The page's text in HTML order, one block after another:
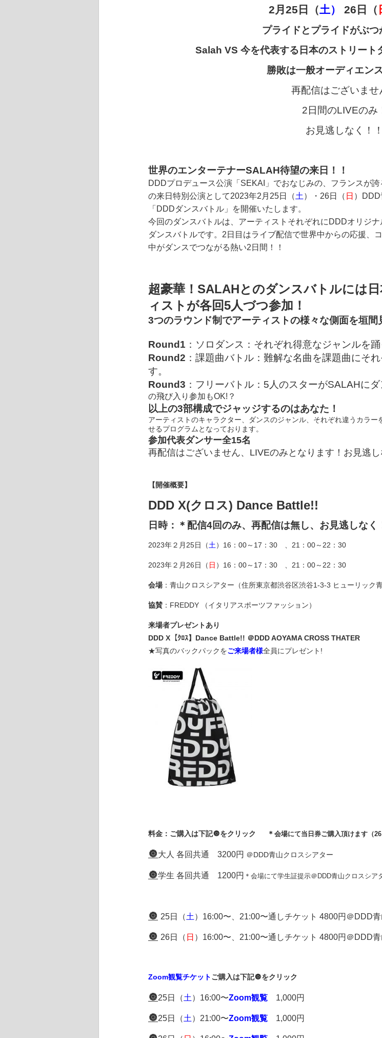
2 月25日（土） 26日（
プライドとプライドがぶつ
Salah VS 今を代表する日本のストリート
勝敗は一般オーディエン
再配信はございませ
2日間のLIVEのみ
お見逃しなく！！
世界のエンターテナーSALAH待望の来日！！
DDDプロデュース公演「SEKAI」でおなじみの、フランスが
の来日特別公演として2023年2月25日（土 ）・26日（ 日 ）
「DDDダンスバトル」を開催いたします。
今回のダンスバトルは、アーティストそれぞれにDDDオリジ
ダンスバトルです。2日目はライブ配信で世界中からの応援、
中がダンスでつながる熱い2日間！！
超豪華！SALAHとのダンスバトルには
ィストが各回5人づつ参加！
3つのラウンド制でアーティストの様々な側面を垣間
Round1 ： ソロダンス：それぞれ得意なジャンルを
Round2 ：課題曲バトル：難解な名曲を課題曲にそ
す。
Round3 ：フリーバトル：5人のスターがSALAHに
の飛び入り参加もOK!？
以上の3部構成でジャッジするのはあなた！
アーティストのキャラクター、ダンスのジャンル、それぞれ違うカラ
せるプログラムとなっております。
参加代表ダンサー全15名
再配信はございません、LIVEのみとなります！お見逃し
【開催概要】
DDD X(クロス) Dance Battle!!
日時：＊配信4回のみ、再配信は無し、お見逃しなく
2023年２月25日（土）16：00～17：30 、21：00～22：30
2023年２月26日（ 日 ）16：00～17：30 、21：00～22：30
会場：青山クロスシアター（住所東京都渋谷区渋谷1-3-3 ヒューリック
協賛 ：FREDDY （イタリアスポーツファッション）
来場者プレゼントあり
DDD X【ｸﾛｽ】Dance Battle!! ＠DDD AOYAMA CROSS THATER
★写真のバックパックをご来場者様全員にプレゼント!
料金：ご購入は下記🔘をクリック ＊ 会場にて当日券ご購入頂けます（26
🔘大人 各回共通 3200円 ＠DDD青山クロスシアター
🔘学生 各回共通 1200円 ＊会場にて学生証提示＠DDD青山クロスシア
🔘 25日（土 ）16:00〜、21:00〜通しチケット 4800円 ＠DDD
🔘 26日（ 日 ）16:00〜、21:00〜通しチケット 4800円 ＠DDD
Zoom観覧チケットご購入は下記🔘をクリック
🔘25日（土 ）16:00〜Zoom観覧 1,000円
🔘25日（土 ）21:00〜Zoom観覧 1,000円